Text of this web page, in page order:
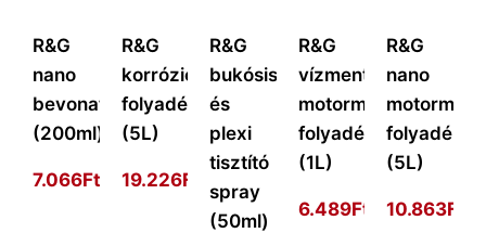
R&G
nano
bevonat
(200ml)
7.066Ft
R&G
korrózióvédő
folyadék
(5L)
19.226Ft
R&G
bukósisak
és
plexi
tisztító
spray
(50ml)
R&G
vízmentes
motormosó
folyadék
(1L)
6.489Ft
R&G
nano
motormosó
folyadék
(5L)
10.863Ft